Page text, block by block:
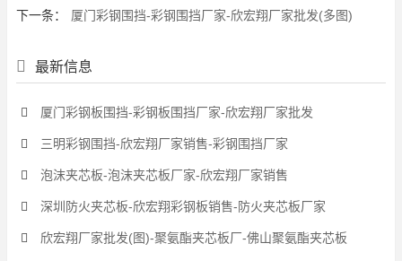
下一条：
厦门彩钢围挡-彩钢围挡厂家-欣宏翔厂家批发(多图)
最新信息
厦门彩钢板围挡-彩钢板围挡厂家-欣宏翔厂家批发
三明彩钢围挡-欣宏翔厂家销售-彩钢围挡厂家
泡沫夹芯板-泡沫夹芯板厂家-欣宏翔厂家销售
深圳防火夹芯板-欣宏翔彩钢板销售-防火夹芯板厂家
欣宏翔厂家批发(图)-聚氨酯夹芯板厂-佛山聚氨酯夹芯板